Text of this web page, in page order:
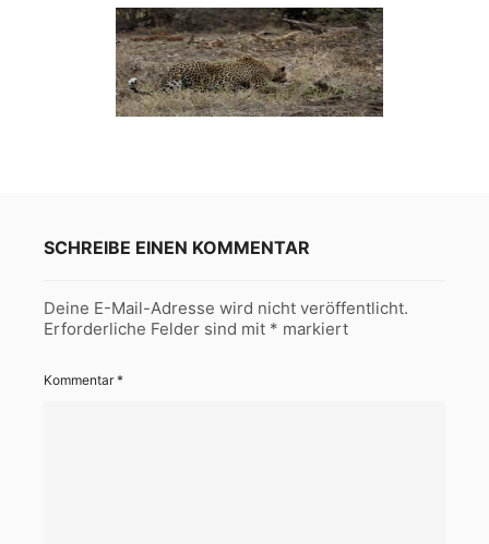
SCHREIBE EINEN KOMMENTAR
Deine E-Mail-Adresse wird nicht veröffentlicht.
Erforderliche Felder sind mit * markiert
Kommentar*